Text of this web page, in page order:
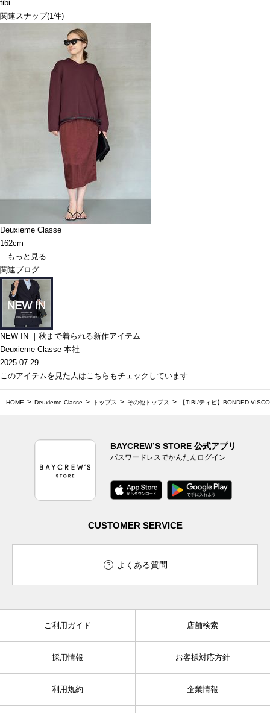
tibi
関連スナップ(1件)
Deuxieme Classe
162cm
もっと見る
関連ブログ
NEW IN ｜秋まで着られる新作アイテム
Deuxieme Classe 本社
2025.07.29
このアイテムを見た人はこちらもチェックしています
HOME Deuxieme Classe トップス その他トップス 【TIBI/ティビ】BONDED
BAYCREW’S STORE 公式アプリ
パスワードレスでかんたんログイン
CUSTOMER SERVICE
よくある質問
ご利用ガイド 店舗検索
採用情報 お客様対応方針
利用規約 企業情報